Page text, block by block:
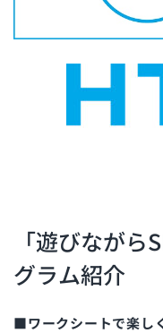
「遊びなが
グラム紹介
■ワークシートで楽し